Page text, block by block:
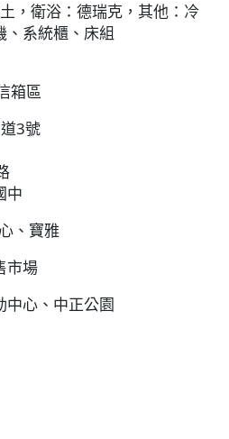
，衛浴：德瑞克，其他：冷
、系統櫃、床組
箱區
3號
中
、寶雅
市場
中心、中正公園